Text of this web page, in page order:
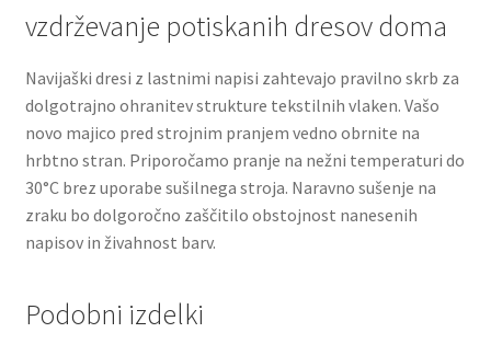
vzdrževanje potiskanih dresov doma
Navijaški dresi z lastnimi napisi zahtevajo pravilno skrb za
dolgotrajno ohranitev strukture tekstilnih vlaken. Vašo
novo majico pred strojnim pranjem vedno obrnite na
hrbtno stran. Priporočamo pranje na nežni temperaturi do
30°C brez uporabe sušilnega stroja. Naravno sušenje na
zraku bo dolgoročno zaščitilo obstojnost nanesenih
napisov in živahnost barv.
Podobni izdelki